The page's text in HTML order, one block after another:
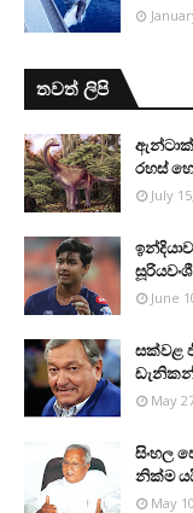
තවත් ලිපි
රහස්
July
සූරියවංශී
June
සක්වළ
May
සිංහල
නික්ම
May